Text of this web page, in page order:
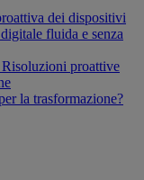
dei dispositivi
fluida e senza
Risoluzioni proattive
la trasformazione?